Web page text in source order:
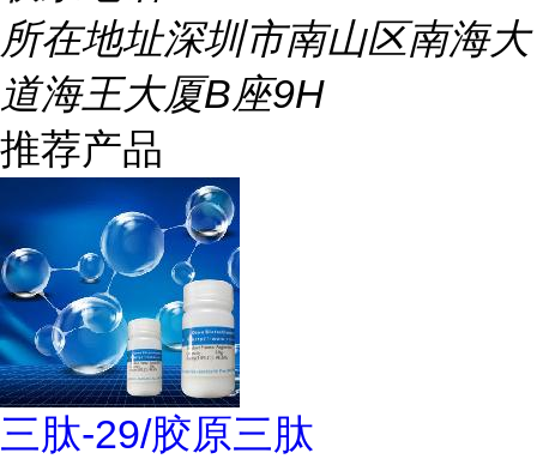
所在地址深圳市南山区南海大
道海王大厦B座9H
推荐产品
三肽-29/胶原三肽